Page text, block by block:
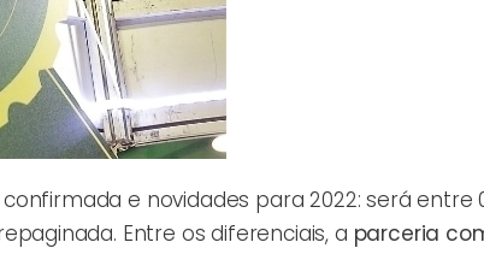
e novidades para 2022: será entre
Entre os diferenciais, a parceria